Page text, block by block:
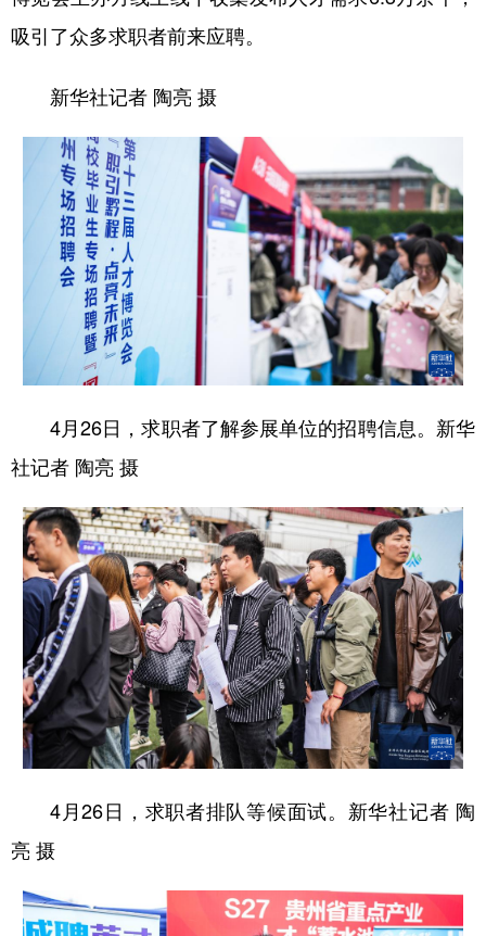
辽宁 吉林 上海 江苏
山东 河南
广东 广西 重庆
四川 贵州 云南 西藏
陕西 甘肃 青海 宁夏
新疆 内蒙古 黑龙江
多语种频道
English Español Français عربى
Русский язык
Deutsch Português
吸引了众多求职者前来应聘。
新华社记者 陶亮 摄
4月26日，求职者了解参展单位的招聘信息。新华
社记者 陶亮 摄
4月26日，求职者排队等候面试。新华社记者 陶
亮 摄